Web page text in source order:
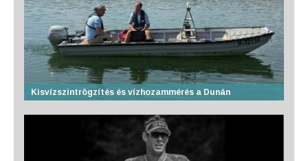
Kisvízszintrögzítés és vízhozammérés a Dunán